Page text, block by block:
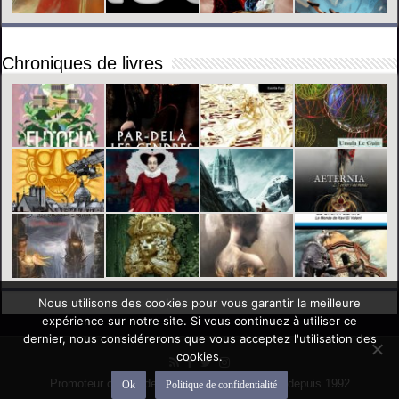
Chroniques de livres
Promoteur officiel des mondes de l'imaginaire depuis 1992
Nous utilisons des cookies pour vous garantir la meilleure
expérience sur notre site. Si vous continuez à utiliser ce
dernier, nous considérerons que vous acceptez l'utilisation des
cookies.
Ok Politique de confidentialité